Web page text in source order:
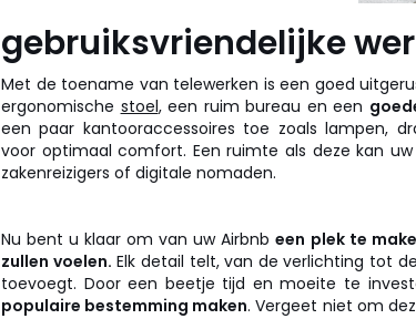
gebruiksvriendelijke
Met de toename van telewerken is een goed
ergonomische stoel, een ruim bureau en een
een paar kantooraccessoires toe zoals lampen,
voor optimaal comfort. Een ruimte als deze kan
zakenreizigers of digitale nomaden.
Nu bent u klaar om van uw Airbnbeen plek te
zullen voelen. Elk detail telt, van de verlichting tot
toevoegt. Door een beetje tijd en moeite te
populaire bestemming maken. Vergeet niet om